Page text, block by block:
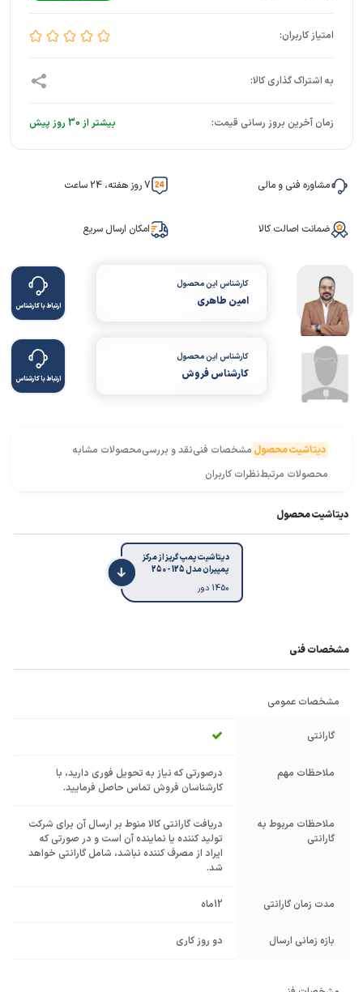
زمان آخرین بروز رسانی قیمت: بیشتر از 30 روز پیش
مشاوره فنی و مالی 7 روز هفته، 24 ساعت
ضمانت اصالت کالا امکان ارسال سریع
کارشناس این محصول
امین طاهری ارتباط با کارشناس
کارشناس این محصول
کارشناس فروش ارتباط با کارشناس
دیتاشیت محصول مشخصات فنینقد و بررسیمحصولات مشابه
محصولات مرتبطنظرات کاربران
دیتاشیت محصول
دیتاشیت پمپ گریز از مرکز
پمپیران مدل 125 - 250
1450 دور
مشخصات فنی
مشخصات عمومی
گارانتی
ملاحظات مهم
درصورتی که نیاز به تحویل فوری دارید، با
کارشناسان فروش تماس حاصل فرمایید.
ملاحظات مربوط به
گارانتی
دریافت گارانتی کالا منوط بر ارسال آن برای شرکت
تولید کننده یا نماینده آن است و در صورتی که
ایراد از مصرف کننده نباشد، شامل گارانتی خواهد
شد.
مدت زمان گارانتی 12ماه
بازه زمانی ارسال دو روز کاری